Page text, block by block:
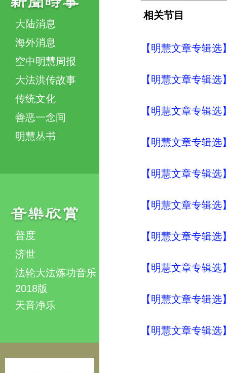
大陆消息
海外消息
空中明慧周报
大法洪传故事
传统文化
善恶一念间
明慧丛书
普度
济世
法轮大法炼功音乐
2018版
天音净乐
相关节目
【明慧文章专辑
【明慧文章专辑
【明慧文章专辑
【明慧文章专辑
【明慧文章专辑
【明慧文章专辑
【明慧文章专辑
【明慧文章专辑
【明慧文章专辑
【明慧文章专辑